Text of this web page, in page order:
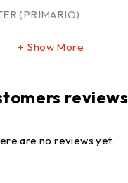
(PRIMARIO)
Show More
reviews
are no reviews yet.